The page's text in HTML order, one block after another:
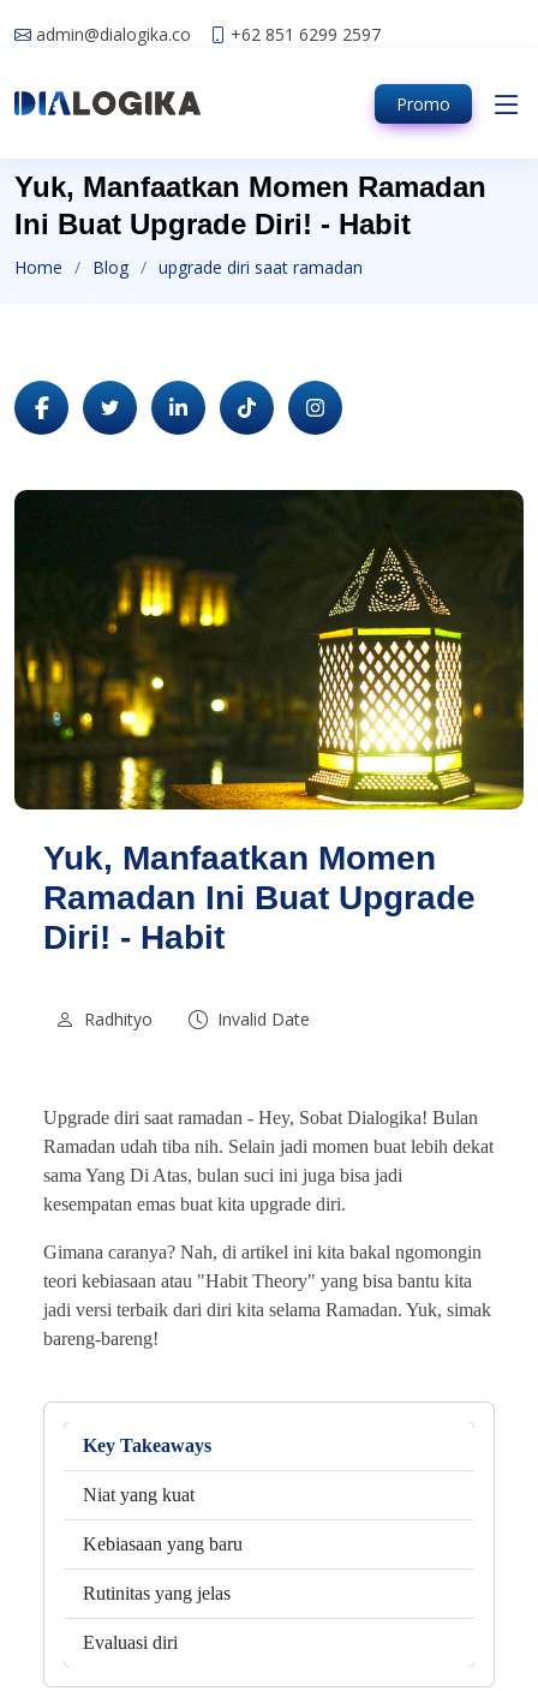
admin@dialogika.co +62 851 6299 2597
Promo
Yuk, Manfaatkan Momen Ramadan
Ini Buat Upgrade Diri! - Habit
Home Blog upgrade diri saat ramadan
Yuk, Manfaatkan Momen
Ramadan Ini Buat Upgrade
Diri! - Habit
Radhityo Invalid Date
Upgrade diri saat ramadan - Hey, Sobat Dialogika! Bulan
Ramadan udah tiba nih. Selain jadi momen buat lebih dekat
sama Yang Di Atas, bulan suci ini juga bisa jadi
kesempatan emas buat kita upgrade diri.
Gimana caranya? Nah, di artikel ini kita bakal ngomongin
teori kebiasaan atau "Habit Theory" yang bisa bantu kita
jadi versi terbaik dari diri kita selama Ramadan. Yuk, simak
bareng-bareng!
Key Takeaways
Niat yang kuat
Kebiasaan yang baru
Rutinitas yang jelas
Evaluasi diri